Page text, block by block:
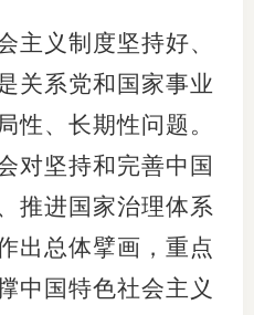
协会公
联系我
招聘信
协会采
主义制度坚持好、
关系党和国家事业
性、长期性问题。
对坚持和完善中国
推进国家治理体系
出总体擘画，重点
中国特色社会主义